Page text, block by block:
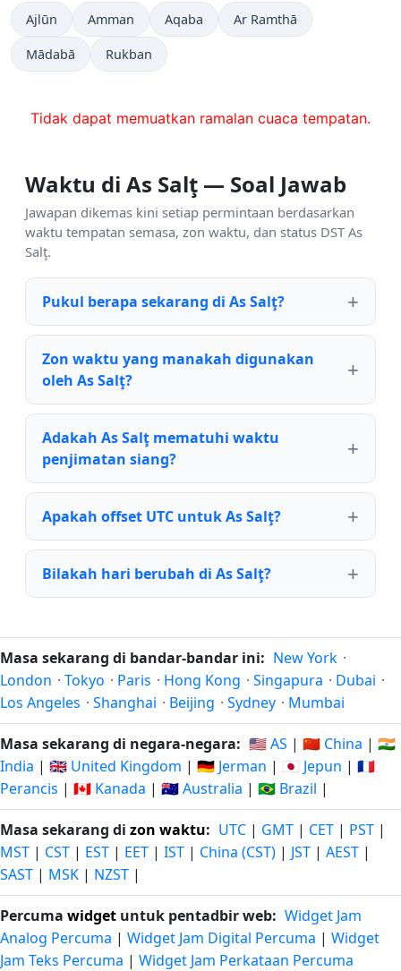
Ajlūn Amman Aqaba Ar Ramthā
Mādabā Rukban
Tidak dapat memuatkan ramalan cuaca tempatan.
Waktu di As Salţ — Soal Jawab
Jawapan dikemas kini setiap permintaan berdasarkan
waktu tempatan semasa, zon waktu, dan status DST As
Salţ.
Pukul berapa sekarang di As Salţ?
Zon waktu yang manakah digunakan
oleh As Salţ?
Adakah As Salţ mematuhi waktu
penjimatan siang?
Apakah offset UTC untuk As Salţ?
Bilakah hari berubah di As Salţ?
Masa sekarang di bandar-bandar ini: New York ·
London · Tokyo · Paris · Hong Kong · Singapura · Dubai ·
Los Angeles · Shanghai · Beijing · Sydney · Mumbai
Masa sekarang di negara-negara: 🇺🇸 AS | 🇨🇳 China | 🇮🇳
India | 🇬🇧 United Kingdom | 🇩🇪 Jerman | 🇯🇵 Jepun | 🇫🇷
Perancis | 🇨🇦 Kanada | 🇦🇺 Australia | 🇧🇷 Brazil |
Masa sekarang di zon waktu: UTC | GMT | CET | PST |
MST | CST | EST | EET | IST | China (CST) | JST | AEST |
SAST | MSK | NZST |
Percuma widget untuk pentadbir web: Widget Jam
Analog Percuma | Widget Jam Digital Percuma | Widget
Jam Teks Percuma | Widget Jam Perkataan Percuma